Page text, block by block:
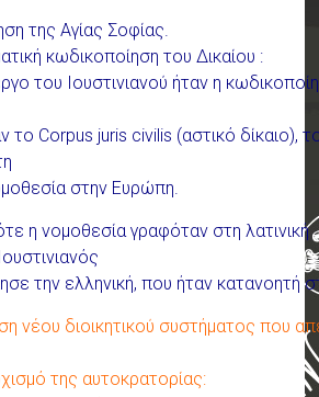
της Αγίας Σοφίας.
κωδικοποίηση του Δικαίου :
του Ιουστινιανού ήταν η
το Corpus juris civilis (αστικό δίκαιο),
στην Ευρώπη.
η νομοθεσία γραφόταν στη λατινική
την ελληνική, που ήταν κατανοητή
νέου διοικητικού συστήματος που
της αυτοκρατορίας: